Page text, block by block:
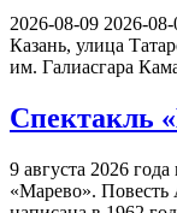
2026-08-09 2026-08-
Казань, улица
им. Галиасгара
Спектакль
9 августа 2026
«Марево».